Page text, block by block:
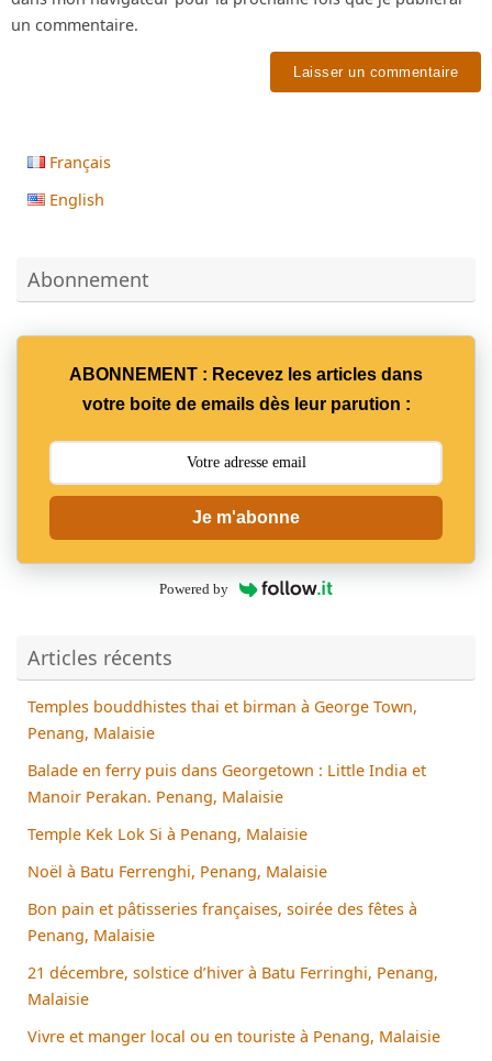
un commentaire.
Français
English
Abonnement
ABONNEMENT : Recevez les articles dans
votre boite de emails dès leur parution :
Je m'abonne
Powered by
Articles récents
Temples bouddhistes thai et birman à George Town,
Penang, Malaisie
Balade en ferry puis dans Georgetown : Little India et
Manoir Perakan. Penang, Malaisie
Temple Kek Lok Si à Penang, Malaisie
Noël à Batu Ferrenghi, Penang, Malaisie
Bon pain et pâtisseries françaises, soirée des fêtes à
Penang, Malaisie
21 décembre, solstice d’hiver à Batu Ferringhi, Penang,
Malaisie
Vivre et manger local ou en touriste à Penang, Malaisie